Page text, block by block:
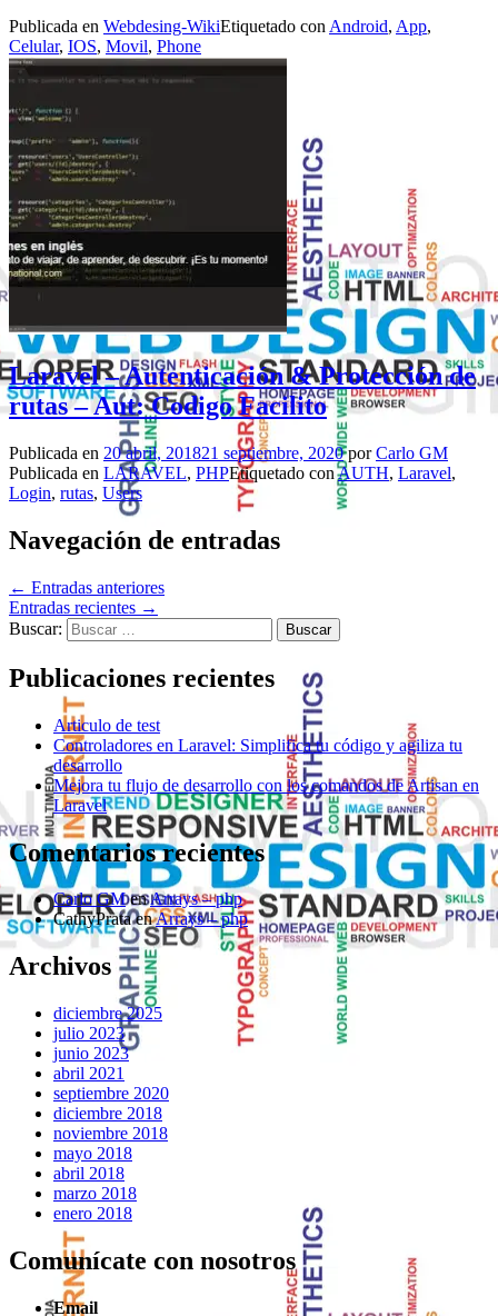
Publicada en Webdesing-WikiEtiquetado con Android, App,
Celular, IOS, Movil, Phone
Laravel – Autenticación & Protección de
rutas – Aut: Codigo Facilito
Publicada en 20 abril, 201821 septiembre, 2020porCarlo GM
Publicada en LARAVEL, PHPEtiquetado conAUTH, Laravel,
Login, rutas, Users
Navegación de entradas
← Entradas anteriores
Entradas recientes →
Buscar:
Publicaciones recientes
Articulo de test
Controladores en Laravel: Simplifica tu código y agiliza tu
desarrollo
Mejora tu flujo de desarrollo con los comandos de Artisan en
Laravel
Comentarios recientes
Carlo GMenArrays – php
CathyPrataenArrays – php
Archivos
diciembre 2025
julio 2023
junio 2023
abril 2021
septiembre 2020
diciembre 2018
noviembre 2018
mayo 2018
abril 2018
marzo 2018
enero 2018
Comunícate con nosotros
Email